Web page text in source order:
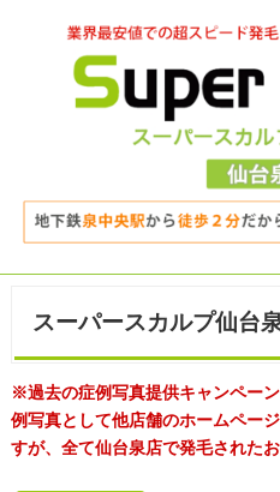
スーパースカルプ仙台
※過去の症例写真提供キャンペー
例写真として他店舗のホームペー
すが、全て仙台泉店で発毛された